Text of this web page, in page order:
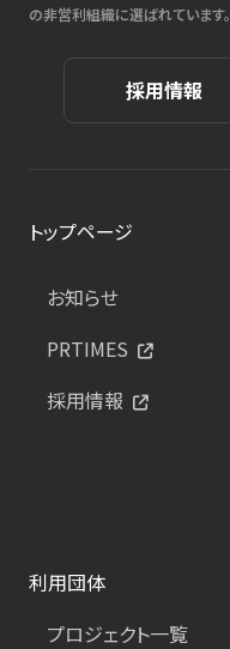
の非営利組織に選ばれています。
採用情報
トップページ
お知らせ
PRTIMES
採用情報
利用団体
プロジェクト一覧